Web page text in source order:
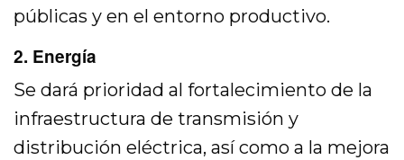
públicas y en el entorno productivo.
2. Energía
Se dará prioridad al fortalecimiento de la
infraestructura de transmisión y
distribución eléctrica, así como a la mejora